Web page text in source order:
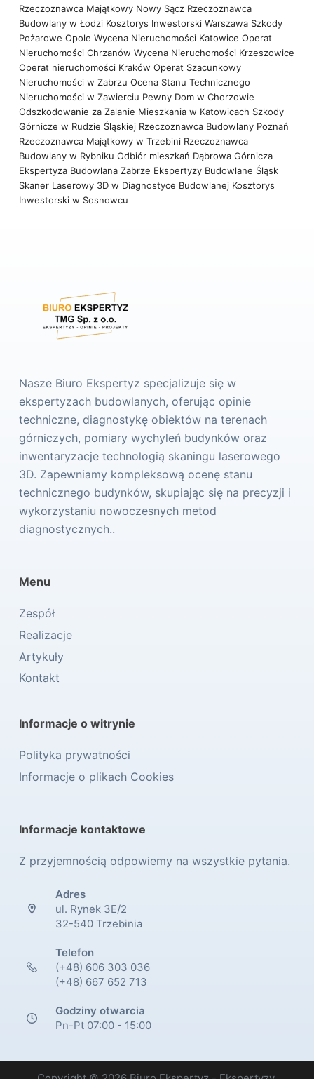
Rzeczoznawca Majątkowy Nowy Sącz Rzeczoznawca
Budowlany w Łodzi Kosztorys Inwestorski Warszawa Szkody
Pożarowe Opole Wycena Nieruchomości Katowice Operat
Nieruchomości Chrzanów Wycena Nieruchomości Krzeszowice
Operat nieruchomości Kraków Operat Szacunkowy
Nieruchomości w Zabrzu Ocena Stanu Technicznego
Nieruchomości w Zawierciu Pewny Dom w Chorzowie
Odszkodowanie za Zalanie Mieszkania w Katowicach Szkody
Górnicze w Rudzie Śląskiej Rzeczoznawca Budowlany Poznań
Rzeczoznawca Majątkowy w Trzebini Rzeczoznawca
Budowlany w Rybniku Odbiór mieszkań Dąbrowa Górnicza
Ekspertyza Budowlana Zabrze Ekspertyzy Budowlane Śląsk
Skaner Laserowy 3D w Diagnostyce Budowlanej Kosztorys
Inwestorski w Sosnowcu
Nasze Biuro Ekspertyz specjalizuje się w
ekspertyzach budowlanych, oferując opinie
techniczne, diagnostykę obiektów na terenach
górniczych, pomiary wychyleń budynków oraz
inwentaryzacje technologią skaningu laserowego
3D. Zapewniamy kompleksową ocenę stanu
technicznego budynków, skupiając się na precyzji i
wykorzystaniu nowoczesnych metod
diagnostycznych..
Menu
Zespół
Realizacje
Artykuły
Kontakt
Informacje o witrynie
Polityka prywatności
Informacje o plikach Cookies
Informacje kontaktowe
Z przyjemnością odpowiemy na wszystkie pytania.
Adres
ul. Rynek 3E/2
32-540 Trzebinia
Telefon
(+48) 606 303 036
(+48) 667 652 713
Godziny otwarcia
Pn-Pt 07:00 - 15:00